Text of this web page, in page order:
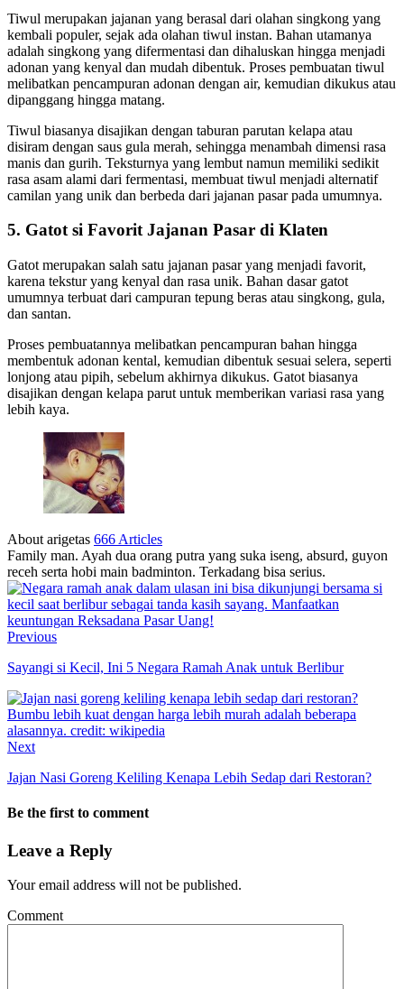
Tiwul merupakan jajanan yang berasal dari olahan singkong yang
kembali populer, sejak ada olahan tiwul instan. Bahan utamanya
adalah singkong yang difermentasi dan dihaluskan hingga menjadi
adonan yang kenyal dan mudah dibentuk. Proses pembuatan tiwul
melibatkan pencampuran adonan dengan air, kemudian dikukus atau
dipanggang hingga matang.
Tiwul biasanya disajikan dengan taburan parutan kelapa atau
disiram dengan saus gula merah, sehingga menambah dimensi rasa
manis dan gurih. Teksturnya yang lembut namun memiliki sedikit
rasa asam alami dari fermentasi, membuat tiwul menjadi alternatif
camilan yang unik dan berbeda dari jajanan pasar pada umumnya.
5. Gatot si Favorit Jajanan Pasar di Klaten
Gatot merupakan salah satu jajanan pasar yang menjadi favorit,
karena tekstur yang kenyal dan rasa unik. Bahan dasar gatot
umumnya terbuat dari campuran tepung beras atau singkong, gula,
dan santan.
Proses pembuatannya melibatkan pencampuran bahan hingga
membentuk adonan kental, kemudian dibentuk sesuai selera, seperti
lonjong atau pipih, sebelum akhirnya dikukus. Gatot biasanya
disajikan dengan kelapa parut untuk memberikan variasi rasa yang
lebih kaya.
About arigetas 666 Articles
Family man. Ayah dua orang putra yang suka iseng, absurd, guyon
receh serta hobi main badminton. Terkadang bisa serius.
Previous
Sayangi si Kecil, Ini 5 Negara Ramah Anak untuk Berlibur
Next
Jajan Nasi Goreng Keliling Kenapa Lebih Sedap dari Restoran?
Be the first to comment
Leave a Reply
Your email address will not be published.
Comment